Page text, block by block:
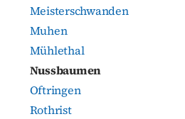
Meisterschwanden
Muhen
Mühlethal
Nussbaumen
Oftringen
Rothrist